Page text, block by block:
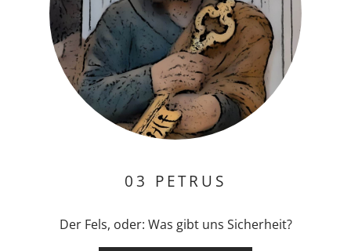
03 PETRUS
Der Fels, oder: Was gibt uns Sicherheit?